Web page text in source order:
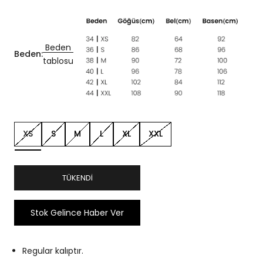
Beden:
Beden
tablosu
XS S M L XL XXL
TÜKENDI
Stok Gelince Haber Ver
Regular kalıptır.